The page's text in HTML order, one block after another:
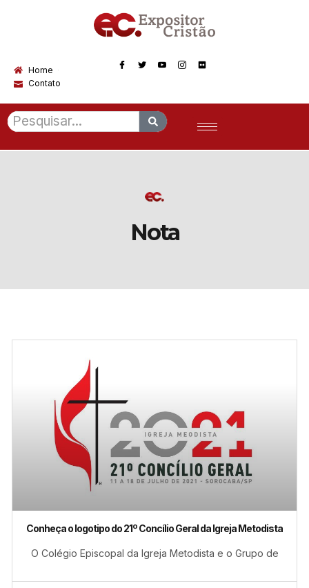
Home
Contato
Nota
Conheça o logotipo do 21º Concílio Geral da Igreja Metodista
O Colégio Episcopal da Igreja Metodista e o Grupo de